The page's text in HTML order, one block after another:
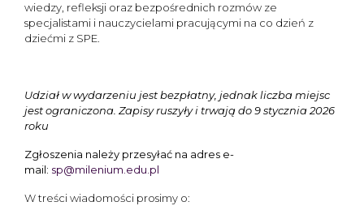
wiedzy, refleksji oraz bezpośrednich rozmów ze
specjalistami i nauczycielami pracującymi na co dzień z
dziećmi z SPE.
Udział w wydarzeniu jest bezpłatny, jednak liczba miejsc
jest ograniczona. Zapisy ruszyły i trwają do 9 stycznia 2026
roku
Zgłoszenia należy przesyłać na adres e-
mail: sp@milenium.edu.pl
W treści wiadomości prosimy o: